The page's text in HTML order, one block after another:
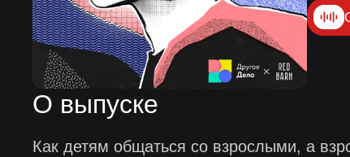
О выпуске
Как детям общаться со взрослыми, а